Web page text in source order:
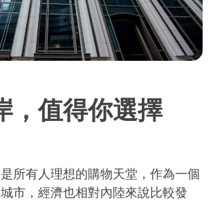
，值得你選擇
所有人理想的購物天堂，作為一個
市，經濟也相對內陸來說比較發